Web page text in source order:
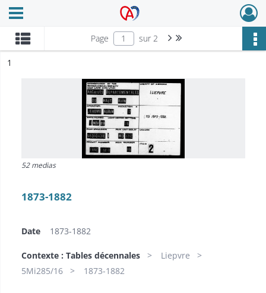
Archives Alsace - Colmar
Ouvrir le menu déroulant
Page sur 2 Page suivante : 1/2
n°
1
52 medias
1873-1882
Date 1873-1882
Contexte : Tables décennales
Liepvre
5Mi285/16
1873-1882